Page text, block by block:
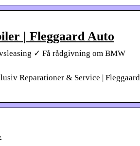
| Fleggaard Auto
✓ Få rådgivning om BMW
Reparationer & Service | Fleggaard